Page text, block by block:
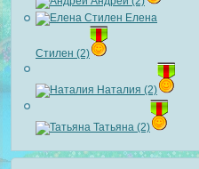
Елена
Стилен (2)
Наталия (2)
Татьяна (2)